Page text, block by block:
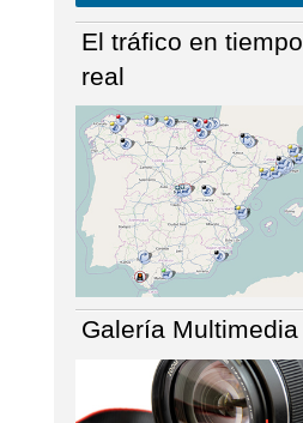
El tráfico en tiempo
real
Galería Multimedia